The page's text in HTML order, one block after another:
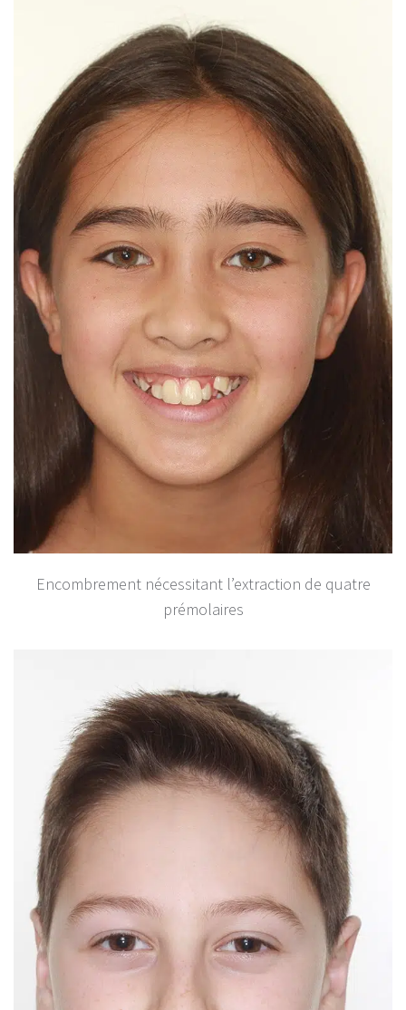
Encombrement nécessitant l’extraction de quatre
prémolaires